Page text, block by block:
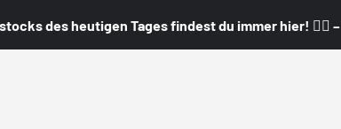
des heutigen Tages findest du immer hier! 👇🏼 –